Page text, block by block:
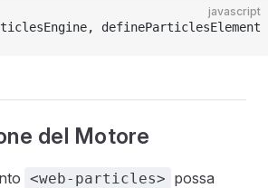
javascript
del Motore
<web-particles> possa